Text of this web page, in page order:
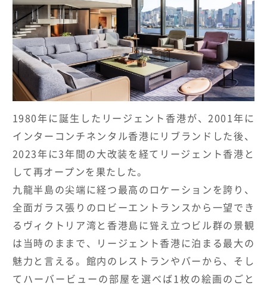
MAGELLAN's Choice
ABOUT US PARTNERS THE LOUNGE INSIGNIA
1980年に誕生したリージェント香港が、2001年に
インターコンチネンタル香港にリブランドした後、
2023年に3年間の大改装を経てリージェント香港と
して再オープンを果たした。
九龍半島の尖端に経つ最高のロケーションを誇り、
全面ガラス張りのロビーエントランスから一望でき
るヴィクトリア湾と香港島に聳え立つビル群の景観
は当時のままで、リージェント香港に泊まる最大の
魅力と言える。館内のレストランやバーから、そし
てハーバービューの部屋を選べば1枚の絵画のごと